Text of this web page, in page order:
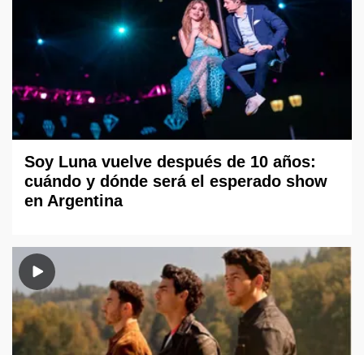
Soy Luna vuelve después de 10 años:
cuándo y dónde será el esperado show
en Argentina